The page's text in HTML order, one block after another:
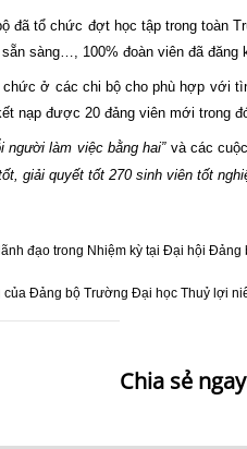
đã tổ chức đợt học tập trong toàn
sàng…, 100% đoàn viên đã đăng
ở các chi bộ cho phù hợp với
nạp được 20 đảng viên mới trong
người làm việc bằng hai”và các
giải quyết tốt 270 sinh viên tốt
đạo trong Nhiệm kỳ tại Đại hội
Đảng bộ Trường Đại học Thuỷ lợi